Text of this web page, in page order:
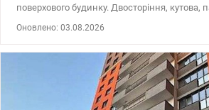
поверхового будинку. Двосторіння,
у підземному паркінгу, у який можна
одному з тихих швидкохідних ліфтів.
квартири - після будівельників. Виконано
оздоблення - штукатурка, стяжка;
Оновлено: 03.08.2026